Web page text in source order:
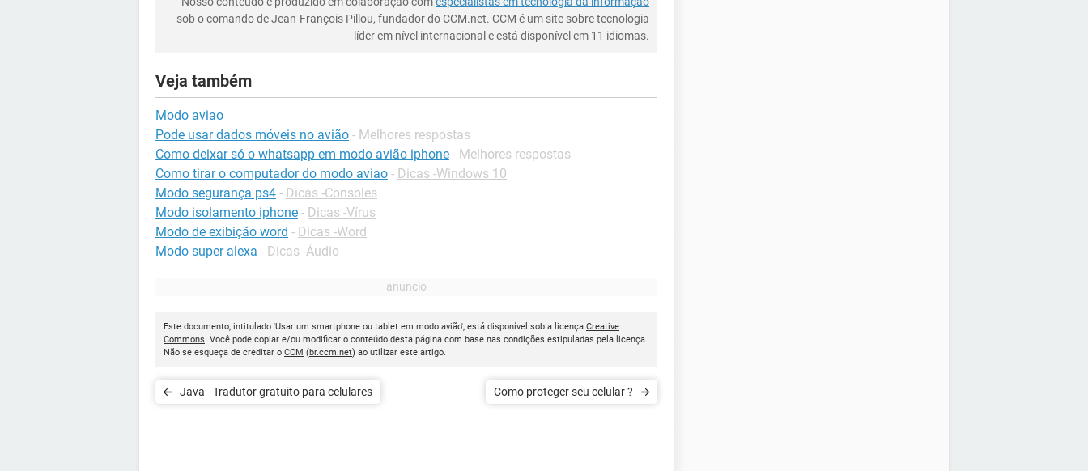
sob o comando de Jean-François Pillou, fundador do CCM.net. CCM é um site sobre tecnologia
líder em nível internacional e está disponível em 11 idiomas.
Veja também
Modo aviao
Pode usar dados móveis no avião - Melhores respostas
Como deixar só o whatsapp em modo avião iphone - Melhores respostas
Como tirar o computador do modo aviao - Dicas -Windows 10
Modo segurança ps4 - Dicas -Consoles
Modo isolamento iphone - Dicas -Vírus
Modo de exibição word - Dicas -Word
Modo super alexa - Dicas -Áudio
Este documento, intitulado 'Usar um smartphone ou tablet em modo avião', está disponível sob a licença Creative
Commons. Você pode copiar e/ou modificar o conteúdo desta página com base nas condições estipuladas pela licença.
Não se esqueça de creditar o CCM (br.ccm.net) ao utilizar este artigo.
Java - Tradutor gratuito para celulares Como proteger seu celular ?